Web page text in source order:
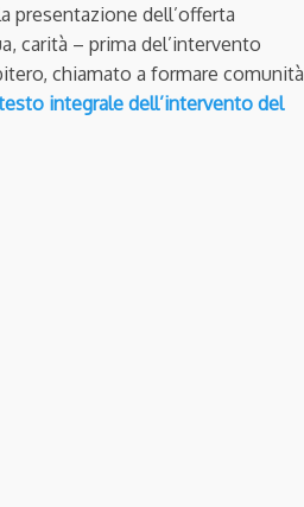
presentazione dell’offerta
carità – prima del’intervento
chiamato a formare comunità
integrale dell’intervento del